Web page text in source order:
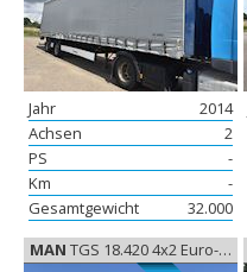
Jahr
2014
Achsen
2
PS
-
Km
-
Gesamtgewicht
32.000
MAN TGS 18.420 4x2 Euro-6, Sattelzugmaschine